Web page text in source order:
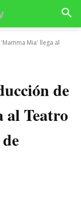
Mia' llega al
de
al Teatro